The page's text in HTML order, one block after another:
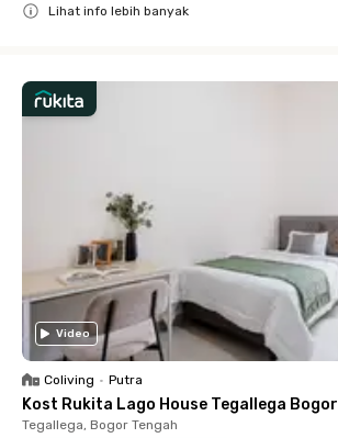
Lihat info lebih banyak
Video
Coliving • Putra
Kost Rukita Lago House Tegallega Bogor
Tegallega, Bogor Tengah